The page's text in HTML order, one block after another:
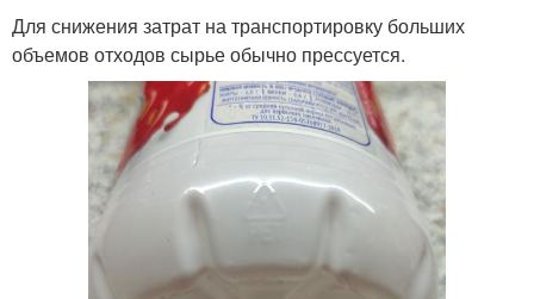
Для снижения затрат на транспортировку больших
объемов отходов сырье обычно прессуется.